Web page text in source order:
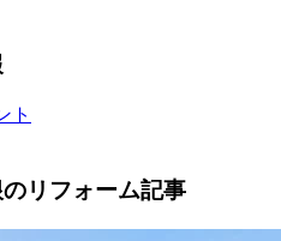
ト
リフォーム記事